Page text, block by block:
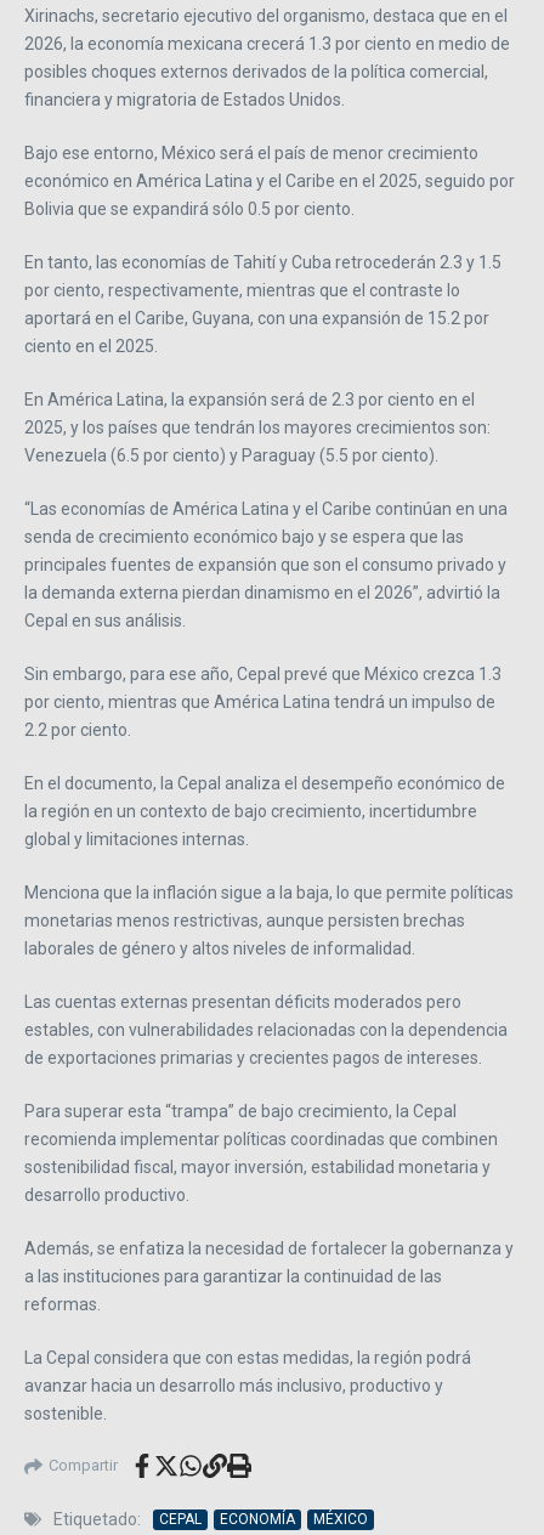
Xirinachs, secretario ejecutivo del organismo, destaca que en el
2026, la economía mexicana crecerá 1.3 por ciento en medio de
posibles choques externos derivados de la política comercial,
financiera y migratoria de Estados Unidos.
Bajo ese entorno, México será el país de menor crecimiento
económico en América Latina y el Caribe en el 2025, seguido por
Bolivia que se expandirá sólo 0.5 por ciento.
En tanto, las economías de Tahití y Cuba retrocederán 2.3 y 1.5
por ciento, respectivamente, mientras que el contraste lo
aportará en el Caribe, Guyana, con una expansión de 15.2 por
ciento en el 2025.
En América Latina, la expansión será de 2.3 por ciento en el
2025, y los países que tendrán los mayores crecimientos son:
Venezuela (6.5 por ciento) y Paraguay (5.5 por ciento).
“Las economías de América Latina y el Caribe continúan en una
senda de crecimiento económico bajo y se espera que las
principales fuentes de expansión que son el consumo privado y
la demanda externa pierdan dinamismo en el 2026”, advirtió la
Cepal en sus análisis.
Sin embargo, para ese año, Cepal prevé que México crezca 1.3
por ciento, mientras que América Latina tendrá un impulso de
2.2 por ciento.
En el documento, la Cepal analiza el desempeño económico de
la región en un contexto de bajo crecimiento, incertidumbre
global y limitaciones internas.
Menciona que la inflación sigue a la baja, lo que permite políticas
monetarias menos restrictivas, aunque persisten brechas
laborales de género y altos niveles de informalidad.
Las cuentas externas presentan déficits moderados pero
estables, con vulnerabilidades relacionadas con la dependencia
de exportaciones primarias y crecientes pagos de intereses.
Para superar esta “trampa” de bajo crecimiento, la Cepal
recomienda implementar políticas coordinadas que combinen
sostenibilidad fiscal, mayor inversión, estabilidad monetaria y
desarrollo productivo.
Además, se enfatiza la necesidad de fortalecer la gobernanza y
a las instituciones para garantizar la continuidad de las
reformas.
La Cepal considera que con estas medidas, la región podrá
avanzar hacia un desarrollo más inclusivo, productivo y
sostenible.
Compartir
Etiquetado: CEPAL ECONOMÍA MÉXICO